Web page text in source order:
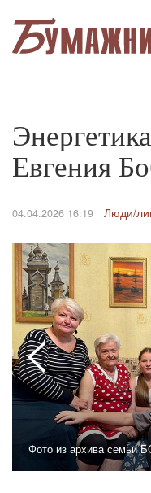
Евгения
04.04.2026 16:19 Люди/
Фото из архива